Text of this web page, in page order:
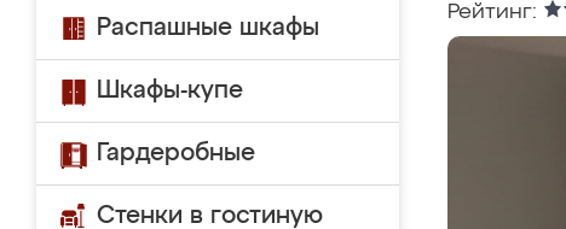
Распашные шкафы
Шкафы-купе
Гардеробные
Стенки в гостиную
Рейтинг: